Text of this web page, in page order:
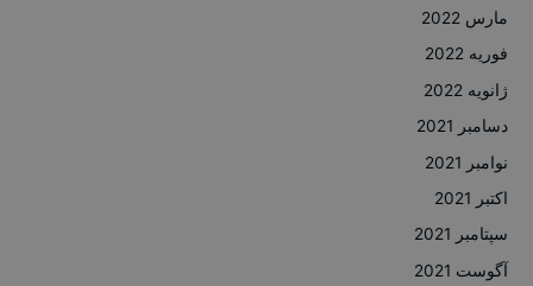
مارس 2022
فوریه 2022
ژانویه 2022
دسامبر 2021
نوامبر 2021
اکتبر 2021
سپتامبر 2021
آگوست 2021